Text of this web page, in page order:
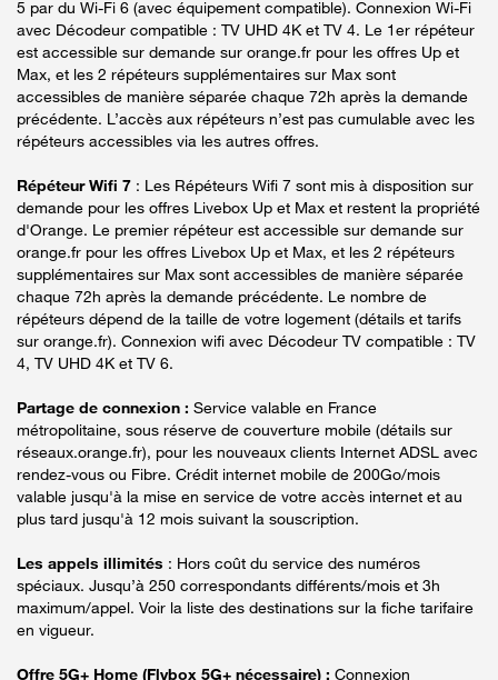
5 par du Wi-Fi 6 (avec équipement compatible). Connexion Wi-Fi
avec Décodeur compatible : TV UHD 4K et TV 4. Le 1er répéteur
est accessible sur demande sur orange.fr pour les offres Up et
Max, et les 2 répéteurs supplémentaires sur Max sont
accessibles de manière séparée chaque 72h après la demande
précédente. L’accès aux répéteurs n’est pas cumulable avec les
répéteurs accessibles via les autres offres.
Répéteur Wifi 7 : Les Répéteurs Wifi 7 sont mis à disposition sur
demande pour les offres Livebox Up et Max et restent la propriété
d'Orange. Le premier répéteur est accessible sur demande sur
orange.fr pour les offres Livebox Up et Max, et les 2 répéteurs
supplémentaires sur Max sont accessibles de manière séparée
chaque 72h après la demande précédente. Le nombre de
répéteurs dépend de la taille de votre logement (détails et tarifs
sur orange.fr). Connexion wifi avec Décodeur TV compatible : TV
4, TV UHD 4K et TV 6.
Partage de connexion : Service valable en France
métropolitaine, sous réserve de couverture mobile (détails sur
réseaux.orange.fr), pour les nouveaux clients Internet ADSL avec
rendez-vous ou Fibre. Crédit internet mobile de 200Go/mois
valable jusqu'à la mise en service de votre accès internet et au
plus tard jusqu'à 12 mois suivant la souscription.
Les appels illimités : Hors coût du service des numéros
spéciaux. Jusqu’à 250 correspondants différents/mois et 3h
maximum/appel. Voir la liste des destinations sur la fiche tarifaire
en vigueur.
Offre 5G+ Home (Flybox 5G+ nécessaire) : Connexion